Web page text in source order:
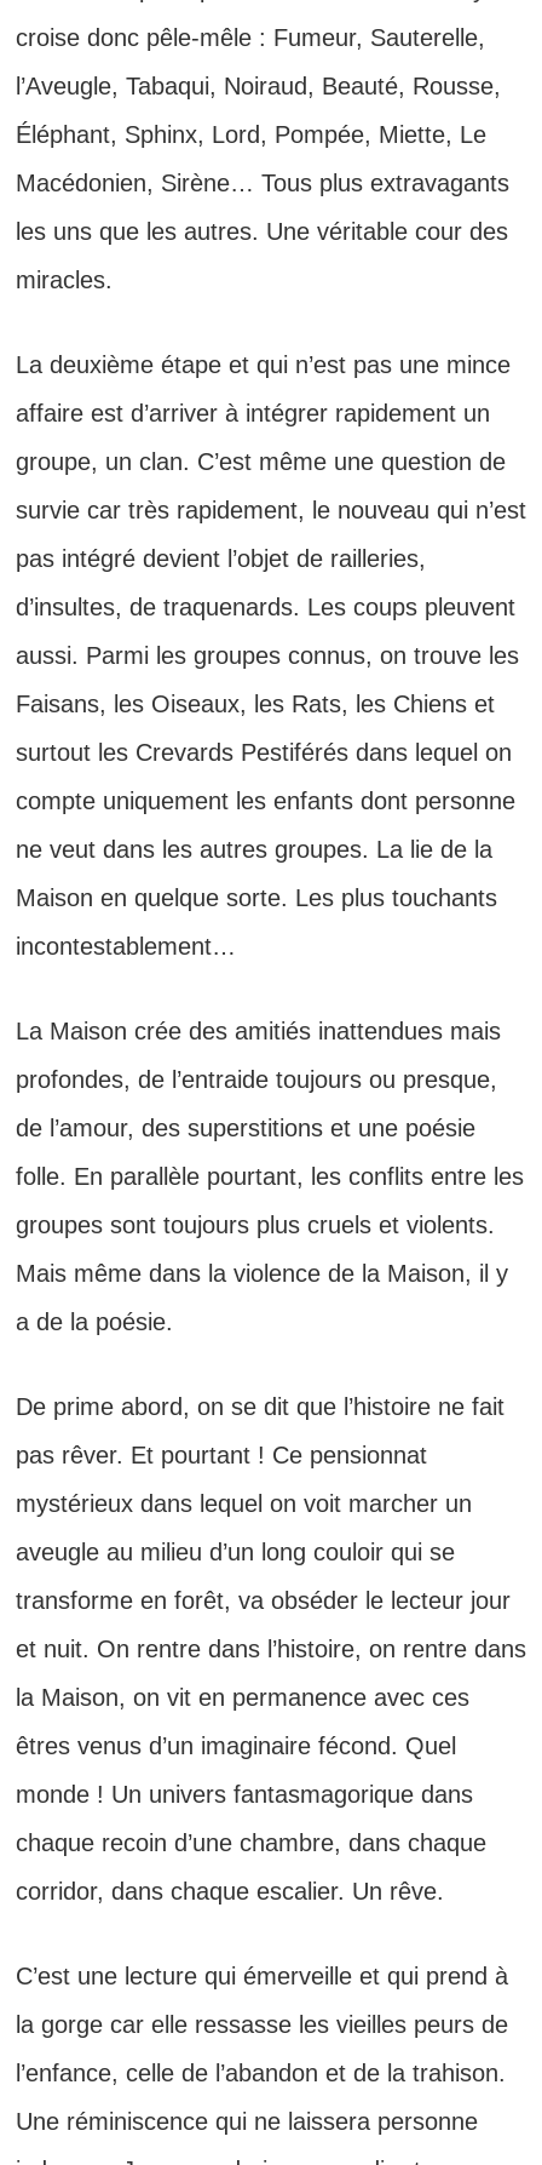
croise donc pêle-mêle : Fumeur, Sauterelle,
l’Aveugle, Tabaqui, Noiraud, Beauté, Rousse,
Éléphant, Sphinx, Lord, Pompée, Miette, Le
Macédonien, Sirène… Tous plus extravagants
les uns que les autres. Une véritable cour des
miracles.
La deuxième étape et qui n’est pas une mince
affaire est d’arriver à intégrer rapidement un
groupe, un clan. C’est même une question de
survie car très rapidement, le nouveau qui n’est
pas intégré devient l’objet de railleries,
d’insultes, de traquenards. Les coups pleuvent
aussi. Parmi les groupes connus, on trouve les
Faisans, les Oiseaux, les Rats, les Chiens et
surtout les Crevards Pestiférés dans lequel on
compte uniquement les enfants dont personne
ne veut dans les autres groupes. La lie de la
Maison en quelque sorte. Les plus touchants
incontestablement…
La Maison crée des amitiés inattendues mais
profondes, de l’entraide toujours ou presque,
de l’amour, des superstitions et une poésie
folle. En parallèle pourtant, les conflits entre les
groupes sont toujours plus cruels et violents.
Mais même dans la violence de la Maison, il y
a de la poésie.
De prime abord, on se dit que l’histoire ne fait
pas rêver. Et pourtant ! Ce pensionnat
mystérieux dans lequel on voit marcher un
aveugle au milieu d’un long couloir qui se
transforme en forêt, va obséder le lecteur jour
et nuit. On rentre dans l’histoire, on rentre dans
la Maison, on vit en permanence avec ces
êtres venus d’un imaginaire fécond. Quel
monde ! Un univers fantasmagorique dans
chaque recoin d’une chambre, dans chaque
corridor, dans chaque escalier. Un rêve.
C’est une lecture qui émerveille et qui prend à
la gorge car elle ressasse les vieilles peurs de
l’enfance, celle de l’abandon et de la trahison.
Une réminiscence qui ne laissera personne